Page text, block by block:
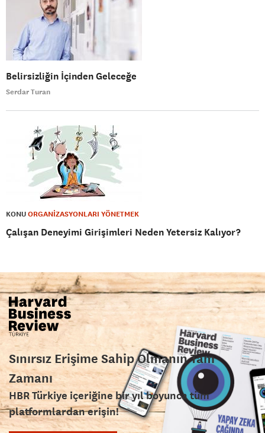
Belirsizliğin İçinden Geleceğe
Serdar Turan
KONUORGANİZASYONLARI YÖNETMEK
Çalışan Deneyimi Girişimleri Neden Yetersiz Kalıyor?
Sınırsız Erişime Sahip Olmanın Tam
Zamanı
HBR Türkiye içeriğine bir yıl boyunca tüm
platformlardan erişin!